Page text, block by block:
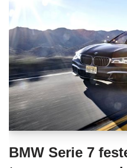
BMW Serie 7